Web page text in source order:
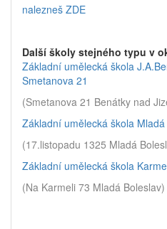
nalezneš ZDE
Další školy stejného typu v
Základní umělecká škola
Smetanova 21
(Smetanova 21 Benátky nad
Základní umělecká škola
(17.listopadu 1325 Mladá
Základní umělecká škola
(Na Karmeli 73 Mladá Boleslav)